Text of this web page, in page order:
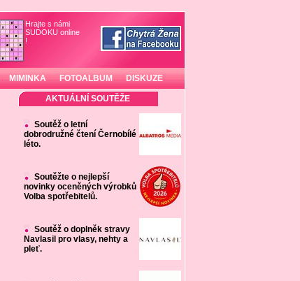
Hrajte s námi
SUDOKU online
!
MIMINKA FOTOALBUM DISKUZE
AKTUÁLNÍ SOUTĚŽE
Soutěž o letní
dobrodružné čtení Černobílé
léto.
Soutěžte o nejlepší
novinky oceněných výrobků
Volba spotřebitelů.
Soutěž o doplněk stravy
Navlasil pro vlasy, nehty a
pleť.